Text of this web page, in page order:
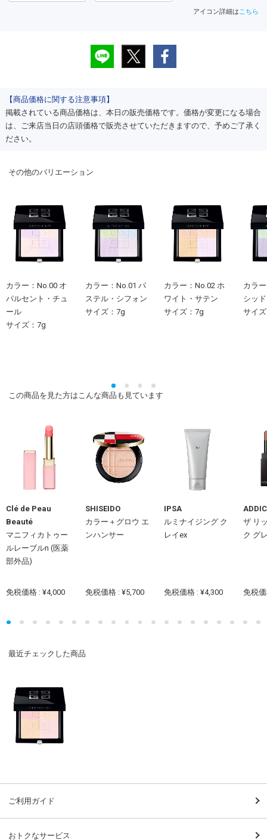
アイコン詳細はこちら
【商品価格に関する注意事項】
掲載されている商品価格は、本日の販売価格です。価格が変更になる場合
は、ご来店当日の店頭価格で販売させていただきますので、予めご了承く
ださい。
その他のバリエーション
カラー：No.00 オ
パルセント・チュ
ール
サイズ：7g
カラー：No.01 パ
ステル・シフォン
サイズ：7g
カラー：No.02 ホ
ワイト・サテン
サイズ：7g
カラ
シッ
サイ
この商品を見た方はこんな商品も見ています
Clé de Peau
Beauté
マニフィカトゥー
ルレーブルn (医薬
部外品)
免税価格 : ¥4,000
SHISEIDO
カラー＋グロウ エ
ンハンサー
免税価格 : ¥5,700
IPSA
ルミナイジング ク
レイex
免税価格 : ¥4,300
ザ リ
ク グ
免税
最近チェックした商品
ご利用ガイド
おトクなサービス